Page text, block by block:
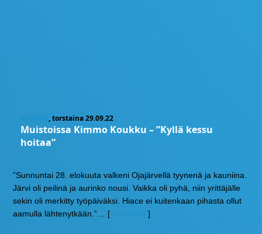
, torstaina 29.09.22
Muistoissa Kimmo Koukku – ”Kyllä kessu
hoitaa”
”Sunnuntai 28. elokuuta valkeni Ojajärvellä tyynenä ja kauniina.
Järvi oli peilinä ja aurinko nousi. Vaikka oli pyhä, niin yrittäjälle
sekin oli merkitty työpäiväksi. Hiace ei kuitenkaan pihasta ollut
aamulla lähtenytkään.” … [ ]